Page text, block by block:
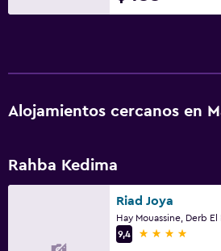
Alojamientos cercanos en
Rahba Kedima
Riad Joya
9,4
4 estrellas